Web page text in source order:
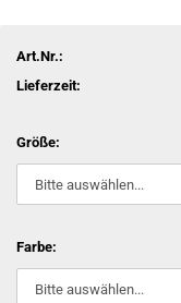
Art.Nr.:
Lieferzeit:
Größe:
Farbe: